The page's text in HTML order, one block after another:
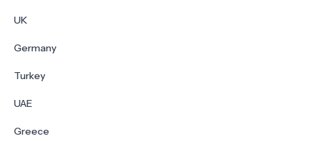
UK
Germany
Turkey
UAE
Greece